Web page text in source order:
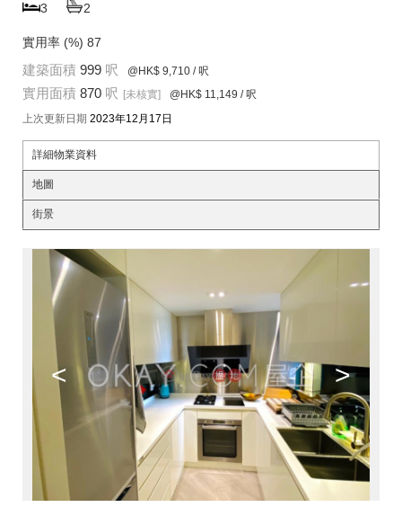
3 2
實用率 (%) 87
建築面積 999 呎 @HK$ 9,710 / 呎
實用面積 870 呎 [未核實] @HK$ 11,149 / 呎
上次更新日期 2023年12月17日
詳細物業資料
地圖
街景
< >